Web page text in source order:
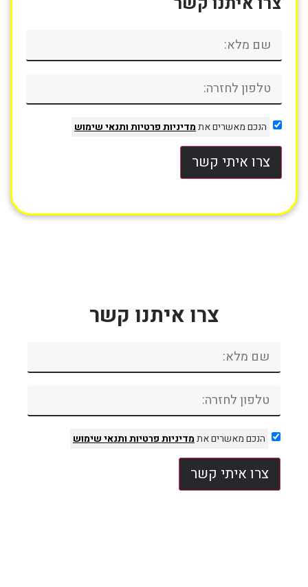
הנכם מאשרים אתמדיניות פרטיותותנאי שימוש
צרו איתי קשר
צרו איתנו קשר
הנכם מאשרים אתמדיניות פרטיותותנאי שימוש
צרו איתי קשר